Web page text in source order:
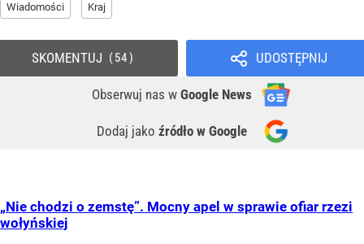
Wiadomości Kraj
UDOSTĘPNIJ
Obserwuj nas w Google News
Dodaj jako źródło w Google
SKOMENTUJ 54
„Nie chodzi o zemstę”. Mocny apel w sprawie ofiar rzezi
wołyńskiej